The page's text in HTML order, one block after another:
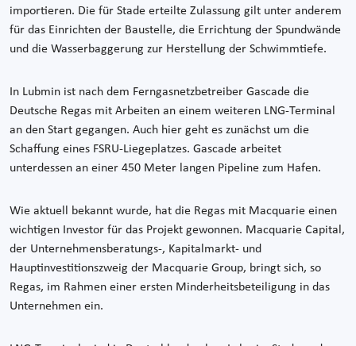
importieren. Die für Stade erteilte Zulassung gilt unter anderem
für das Einrichten der Baustelle, die Errichtung der Spundwände
und die Wasserbaggerung zur Herstellung der Schwimmtiefe.
In Lubmin ist nach dem Ferngasnetzbetreiber Gascade die
Deutsche Regas mit Arbeiten an einem weiteren LNG-Terminal
an den Start gegangen. Auch hier geht es zunächst um die
Schaffung eines FSRU-Liegeplatzes. Gascade arbeitet
unterdessen an einer 450 Meter langen Pipeline zum Hafen.
Wie aktuell bekannt wurde, hat die Regas mit Macquarie einen
wichtigen Investor für das Projekt gewonnen. Macquarie Capital,
der Unternehmensberatungs-, Kapitalmarkt- und
Hauptinvestitionszweig der Macquarie Group, bringt sich, so
Regas, im Rahmen einer ersten Minderheitsbeteiligung in das
Unternehmen ein.